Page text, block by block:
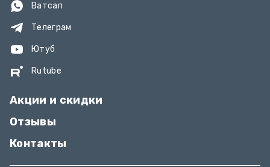
Акции и скидки
Отзывы
Контакты
Ватсап
Телеграм
Ютуб
Rutube